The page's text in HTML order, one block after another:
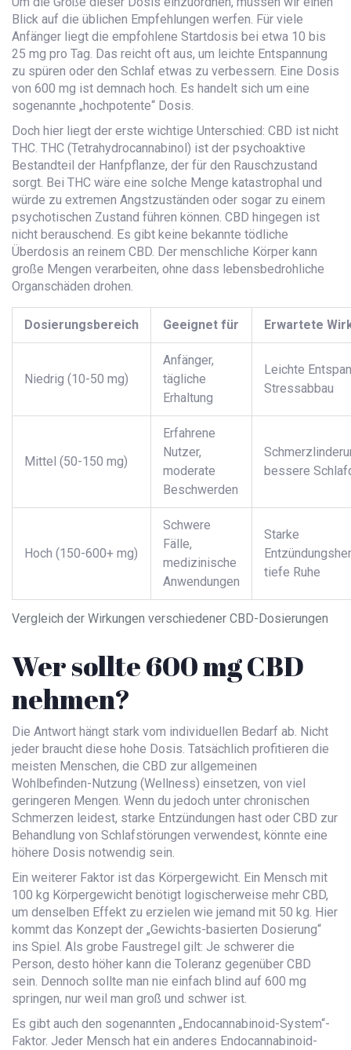
Blick auf die üblichen Empfehlungen werfen. Für viele
Anfänger liegt die empfohlene Startdosis bei etwa 10 bis
25 mg pro Tag. Das reicht oft aus, um leichte Entspannung
zu spüren oder den Schlaf etwas zu verbessern. Eine Dosis
von 600 mg ist demnach hoch. Es handelt sich um eine
sogenannte „hochpotente“ Dosis.
Doch hier liegt der erste wichtige Unterschied: CBD ist nicht
THC. THC (Tetrahydrocannabinol) ist der psychoaktive
Bestandteil der Hanfpflanze, der für den Rauschzustand
sorgt. Bei THC wäre eine solche Menge katastrophal und
würde zu extremen Angstzuständen oder sogar zu einem
psychotischen Zustand führen können. CBD hingegen ist
nicht berauschend. Es gibt keine bekannte tödliche
Überdosis an reinem CBD. Der menschliche Körper kann
große Mengen verarbeiten, ohne dass lebensbedrohliche
Organschäden drohen.
Vergleich der Wirkungen verschiedener CBD-Dosierungen
Dosierungsbereich Geeignet für Erwartete
Niedrig (10-50 mg)
Anfänger,
tägliche
Erhaltung
Leichte
Stressabbau
Mittel (50-150 mg)
Erfahrene
Nutzer,
moderate
Beschwerden
bessere
Hoch (150-600+ mg)
Schwere
Fälle,
medizinische
Anwendungen
Starke
tiefe Ruhe
Wer sollte 600 mg CBD
nehmen?
Die Antwort hängt stark vom individuellen Bedarf ab. Nicht
jeder braucht diese hohe Dosis. Tatsächlich profitieren die
meisten Menschen, die CBD zur allgemeinen
Wohlbefinden-Nutzung (Wellness) einsetzen, von viel
geringeren Mengen. Wenn du jedoch unter chronischen
Schmerzen leidest, starke Entzündungen hast oder CBD zur
Behandlung von Schlafstörungen verwendest, könnte eine
höhere Dosis notwendig sein.
Ein weiterer Faktor ist das Körpergewicht. Ein Mensch mit
100 kg Körpergewicht benötigt logischerweise mehr CBD,
um denselben Effekt zu erzielen wie jemand mit 50 kg. Hier
kommt das Konzept der „Gewichts-basierten Dosierung“
ins Spiel. Als grobe Faustregel gilt: Je schwerer die
Person, desto höher kann die Toleranz gegenüber CBD
sein. Dennoch sollte man nie einfach blind auf 600 mg
springen, nur weil man groß und schwer ist.
Es gibt auch den sogenannten „Endocannabinoid-System“-
Faktor. Jeder Mensch hat ein anderes Endocannabinoid-